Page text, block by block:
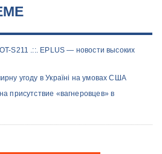
S211 .::. EPLUS — новости высоких
угоду в Україні на умовах США
присутствие «вагнеровцев» в